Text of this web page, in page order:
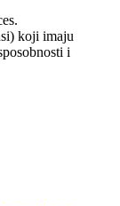
koji imaju
i